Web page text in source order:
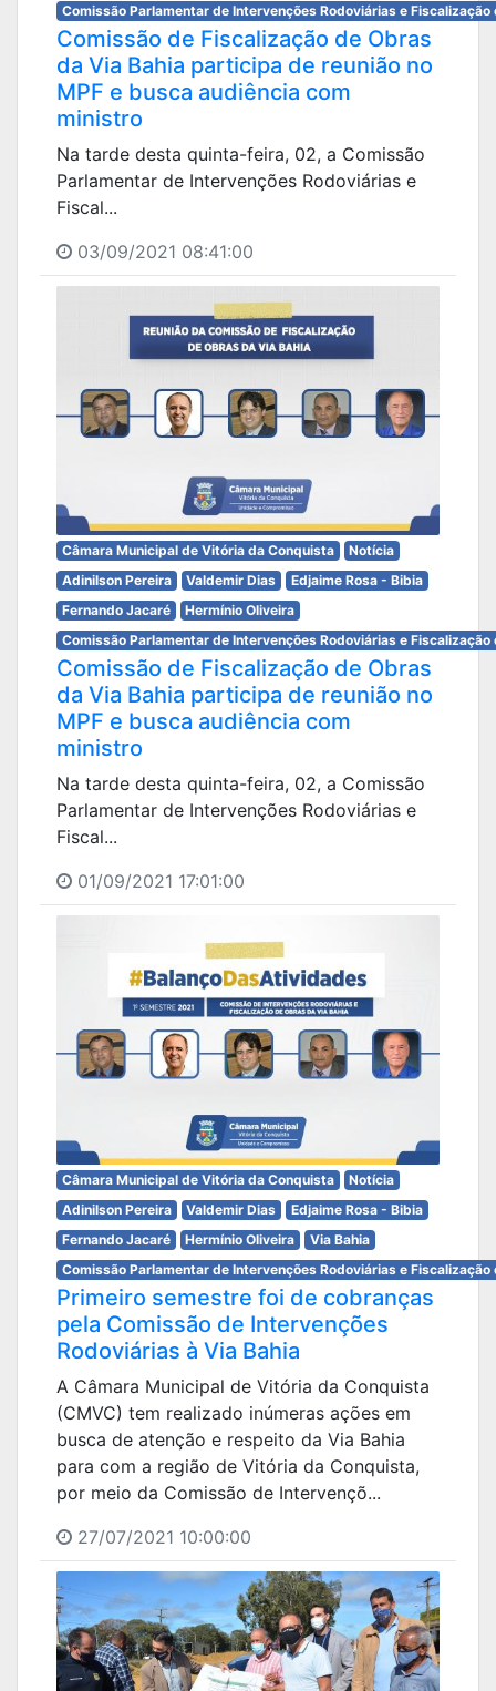
Comissão Parlamentar de Intervenções Rodoviárias e Fiscalização
Comissão de Fiscalização de Obras
da Via Bahia participa de reunião no
MPF e busca audiência com
ministro
Na tarde desta quinta-feira, 02, a Comissão
Parlamentar de Intervenções Rodoviárias e
Fiscal...
03/09/2021 08:41:00
Câmara Municipal de Vitória da Conquista
Notícia
Adinilson Pereira
Valdemir Dias
Edjaime Rosa - Bibia
Fernando Jacaré
Hermínio Oliveira
Comissão Parlamentar de Intervenções Rodoviárias e Fiscalização
Comissão de Fiscalização de Obras
da Via Bahia participa de reunião no
MPF e busca audiência com
ministro
Na tarde desta quinta-feira, 02, a Comissão
Parlamentar de Intervenções Rodoviárias e
Fiscal...
01/09/2021 17:01:00
Câmara Municipal de Vitória da Conquista
Notícia
Adinilson Pereira
Valdemir Dias
Edjaime Rosa - Bibia
Fernando Jacaré
Hermínio Oliveira
Via Bahia
Comissão Parlamentar de Intervenções Rodoviárias e Fiscalização
Primeiro semestre foi de cobranças
pela Comissão de Intervenções
Rodoviárias à Via Bahia
A Câmara Municipal de Vitória da Conquista
(CMVC) tem realizado inúmeras ações em
busca de atenção e respeito da Via Bahia
para com a região de Vitória da Conquista,
por meio da Comissão de Intervençõ...
27/07/2021 10:00:00